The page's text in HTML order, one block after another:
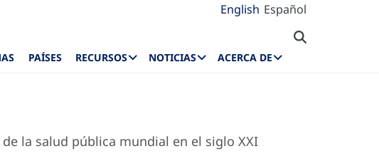
English Español
PAÍSES RECURSOS NOTICIAS ACERCA DE
la salud pública mundial en el siglo XXI